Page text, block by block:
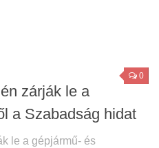
0
zárják le a
a Szabadság hidat
le a gépjármű- és